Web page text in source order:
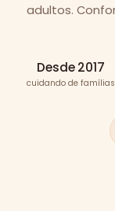
adultos.
Desde 2017
cuidando de famílias